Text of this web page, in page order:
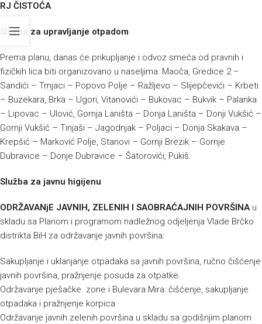
RJ ČISTOĆA
Služba za upravljanje otpadom
Prema planu, danas će prikupljanje i odvoz smeća od pravnih i
fizičkih lica biti organizovano u naseljima: Maoča, Gredice 2 –
Sandići – Trnjaci – Popovo Polje – Ražljevo – Slijepčevići – Krbeti
– Buzekara, Brka – Ugori, Vitanovići – Bukovac – Bukvik – Palanka
– Lipovac – Ulović, Gornja Laništa – Donja Laništa – Donji Vukšić –
Gornji Vukšić – Tinjaši – Jagodnjak – Poljaci – Donja Skakava –
Krepšić – Marković Polje, Stanovi – Gornji Brezik – Gornje
Dubravice – Donje Dubravice – Šatorovići, Pukiš.
Služba za javnu higijenu
ODRŽAVANjE JAVNIH, ZELENIH I SAOBRAĆAJNIH POVRŠINAu
skladu sa Planom i programom nadležnog odjeljenja Vlade Brčko
distrikta BiH za održavanje javnih površina:
Sakupljanje i uklanjanje otpadaka sa javnih površina, ručno čišćenje
javnih površina, pražnjenje posuda za otpatke.
Održavanje pješačke zone i Bulevara Mira: čišćenje, sakupljanje
otpadaka i pražnjenje korpica
Održavanje javnih zelenih površina u skladu sa godišnjim planom